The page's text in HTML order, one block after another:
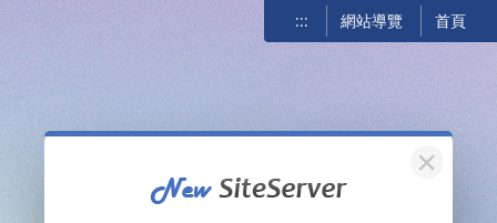
::: 網站導覽 首頁
關閉